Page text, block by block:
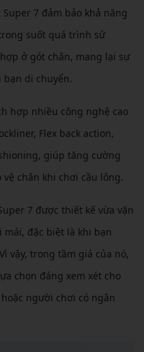
Super 7 đảm bảo khả năng
suốt quá trình sử
ở gót chân, mang lại sự
bạn di chuyển.
hợp nhiều công nghệ cao
Flex back action,
giúp tăng cường
chân khi chơi cầu lông.
7 được thiết kế vừa vặn
đặc biệt là khi bạn
vậy, trong tầm giá của nó,
chọn đáng xem xét cho
người chơi có ngân